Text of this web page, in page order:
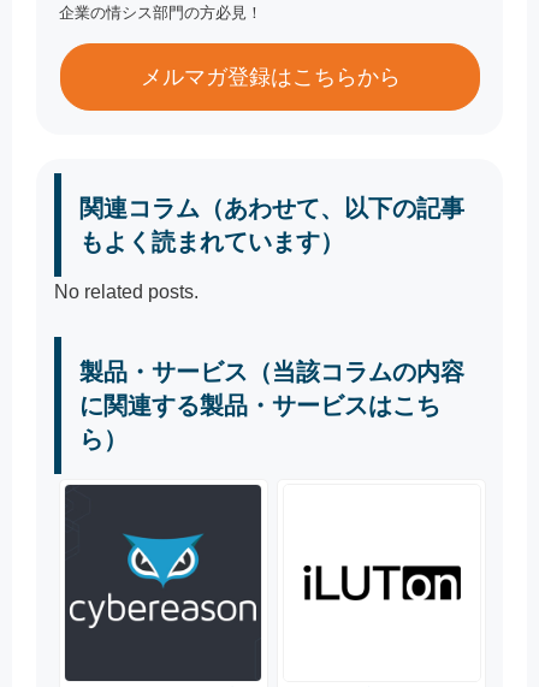
企業の情シス部門の方必見！
メルマガ登録はこちらから
関連コラム（あわせて、以下の記事
もよく読まれています）
No related posts.
製品・サービス（当該コラムの内容
に関連する製品・サービスはこち
ら）